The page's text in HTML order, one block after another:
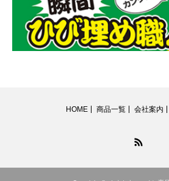
HOME 商品一覧 会社案内